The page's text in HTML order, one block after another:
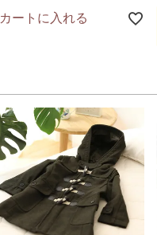
カートに入れる